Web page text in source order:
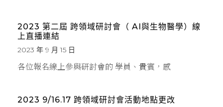
2023 第二屆 跨領域研討會（ AI與生物醫學）線
上直播連結
2023 年 9 月 15 日
各位報名線上參與研討會的 學員、貴賓，感
2023 9/16.17 跨領域研討會活動地點更改